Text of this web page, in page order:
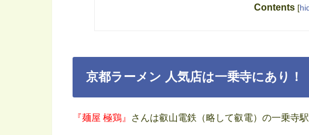
Contents [
京都ラーメン 人気店は一乗寺にあり！
『麺屋 極鶏』 さんは叡山電鉄（略して叡電）の一乗寺駅